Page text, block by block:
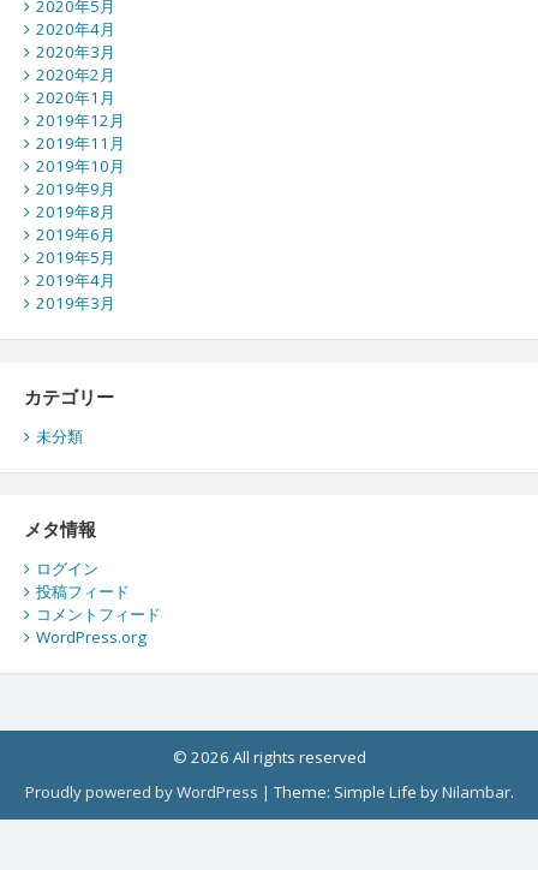
2020年5月
2020年4月
2020年3月
2020年2月
2020年1月
2019年12月
2019年11月
2019年10月
2019年9月
2019年8月
2019年6月
2019年5月
2019年4月
2019年3月
カテゴリー
未分類
メタ情報
ログイン
投稿フィード
コメントフィード
WordPress.org
© 2026 All rights reserved
Proudly powered by WordPress |Theme: Simple Life byNilambar.